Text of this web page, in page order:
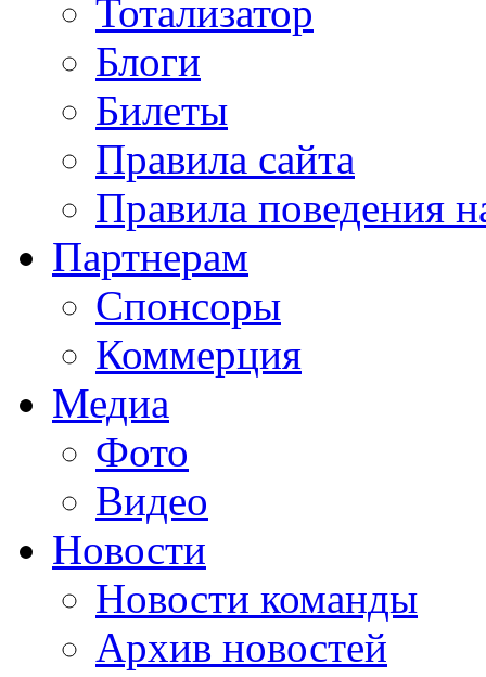
Тотализатор
Блоги
Билеты
Правила сайта
Правила поведения
Партнерам
Спонсоры
Коммерция
Медиа
Фото
Видео
Новости
Новости команды
Архив новостей